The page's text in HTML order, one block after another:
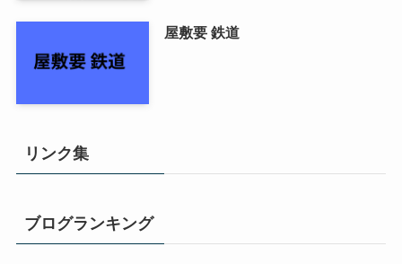
登山 ペットボトルホルダー
屋敷要 鉄道